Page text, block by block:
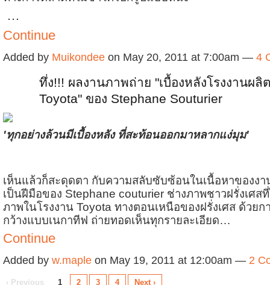
…
Continue
Added by Muikondee on May 20, 2011 at 7:00am — 4
ทึ่ง!!! ผลงานภาพถ่าย "เบื้องหลังโรงงานผลิ
Toyota" ของ Stephane Souturier
'ทุกอย่างล้วนมีเบื้องหลัง ที่สะท้อนออกมาหลากแง่มุม'
เห็นแล้วก็สะดุดตา กับความสลับซับซ้อนในเนื้อหาของง
เป็นฝีมือของ Stephane couturier ช่างภาพชาวฝรั่งเศส
ภาพในโรงงาน Toyota ทางตอนเหนือของฝรั่งเศส ด้วย
กว้างแบบเนกาทีฟ ถ่ายทอดเห็นทุกรายละเอียด…
Continue
Added by w.maple on May 19, 2011 at 12:00am — 2
‹ Previous 1 2 3 4 Next ›